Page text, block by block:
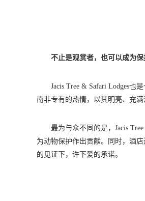
不止是观赏者，也可以成为保
Jacis Tree & Safari Lodges也
南非专有的热情，以其明亮、充满
最为与众不同的是，Jacis
为动物保护作出贡献。同时，酒
的见证下，许下爱的承诺。